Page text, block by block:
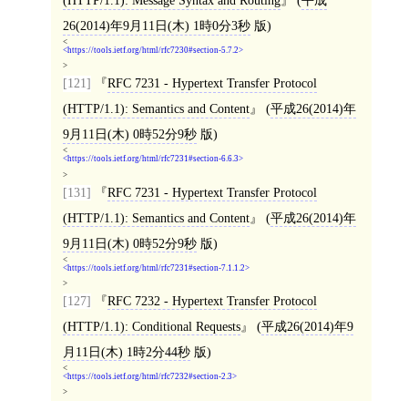
26(2014)年9月11日(木) 1時0分3秒版)
<
https://tools.ietf.org/html/rfc7230#section-5.7.2
>
[121]
RFC 7231 - Hypertext Transfer Protocol
(HTTP/1.1): Semantics and Content
(平成26(2014)年
9月11日(木) 0時52分9秒版)
<
https://tools.ietf.org/html/rfc7231#section-6.6.3
>
[131]
RFC 7231 - Hypertext Transfer Protocol
(HTTP/1.1): Semantics and Content
(平成26(2014)年
9月11日(木) 0時52分9秒版)
<
https://tools.ietf.org/html/rfc7231#section-7.1.1.2
>
[127]
RFC 7232 - Hypertext Transfer Protocol
(HTTP/1.1): Conditional Requests
(平成26(2014)年9
月11日(木) 1時2分44秒版)
<
https://tools.ietf.org/html/rfc7232#section-2.3
>